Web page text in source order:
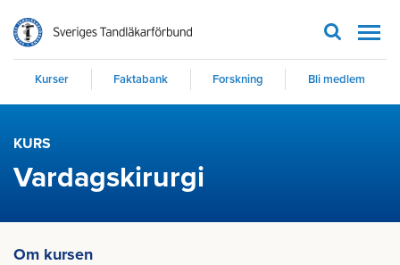
Kurser Faktabank Forskning Bli medlem
KURS
Vardagskirurgi
Om kursen